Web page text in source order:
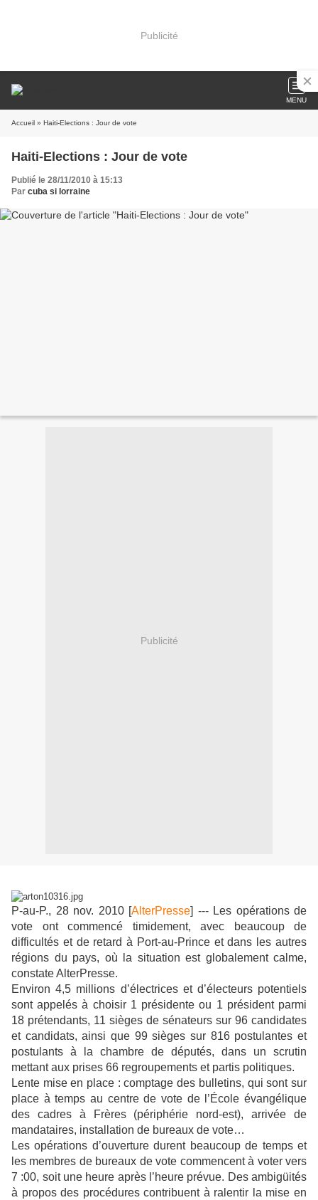
Publicité
MENU
Accueil » Haiti-Elections : Jour de vote
Haiti-Elections : Jour de vote
Publié le 28/11/2010 à 15:13
Par cuba si lorraine
Publicité
P-au-P., 28 nov. 2010 [AlterPresse] --- Les opérations de
vote ont commencé timidement, avec beaucoup de
difficultés et de retard à Port-au-Prince et dans les autres
régions du pays, où la situation est globalement calme,
constate AlterPresse.
Environ 4,5 millions d’électrices et d’électeurs potentiels
sont appelés à choisir 1 présidente ou 1 président parmi
18 prétendants, 11 sièges de sénateurs sur 96 candidates
et candidats, ainsi que 99 sièges sur 816 postulantes et
postulants à la chambre de députés, dans un scrutin
mettant aux prises 66 regroupements et partis politiques.
Lente mise en place : comptage des bulletins, qui sont sur
place à temps au centre de vote de l’École évangélique
des cadres à Frères (périphérie nord-est), arrivée de
mandataires, installation de bureaux de vote…
Les opérations d’ouverture durent beaucoup de temps et
les membres de bureaux de vote commencent à voter vers
7 :00, soit une heure après l’heure prévue. Des ambigüités
à propos des procédures contribuent à ralentir la mise en